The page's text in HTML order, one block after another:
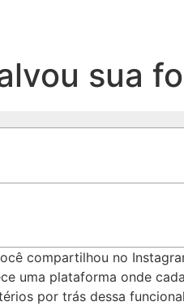
sua
compartilhou no
uma plataforma onde
por trás dessa